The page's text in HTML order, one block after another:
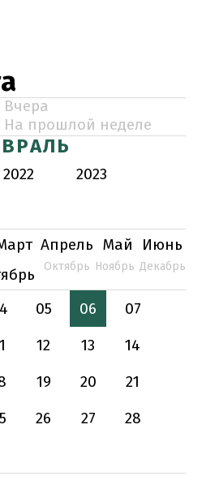
Вчера
На прошлой неделе
2022
2023
Апрель Май
Июнь
Октябрь Ноябрь Декабрь
05 06
07
12 13
14
19 20
21
26 27
28